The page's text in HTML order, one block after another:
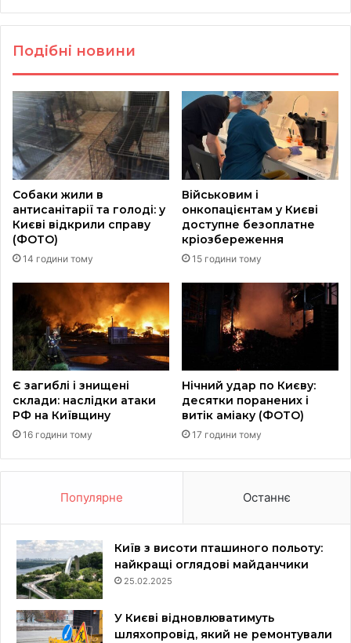
Подібні новини
Собаки жили в
антисанітарії та голоді: у
Києві відкрили справу
(ФОТО)
14 години тому
Військовим і
онкопацієнтам у Києві
доступне безоплатне
кріозбереження
15 години тому
Є загиблі і знищені
склади: наслідки атаки
РФ на Київщину
16 години тому
Нічний удар по Києву:
десятки поранених і
витік аміаку (ФОТО)
17 години тому
Популярне Останнє
Київ з висоти пташиного польоту:
найкращі оглядові майданчики
25.02.2025
У Києві відновлюватимуть
шляхопровід, який не ремонтували